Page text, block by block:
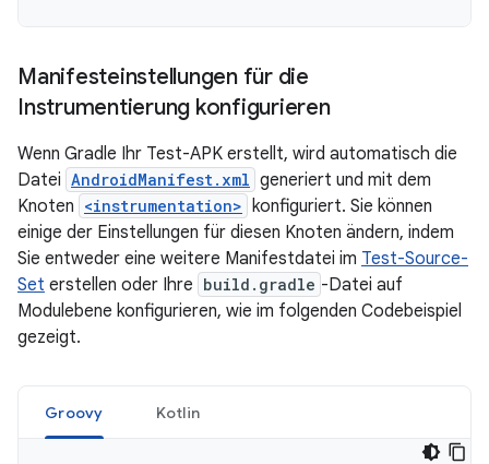
Manifesteinstellungen für die
Instrumentierung konfigurieren
Wenn Gradle Ihr Test-APK erstellt, wird automatisch die
Datei AndroidManifest.xml generiert und mit dem
Knoten <instrumentation> konfiguriert. Sie können
einige der Einstellungen für diesen Knoten ändern, indem
Sie entweder eine weitere Manifestdatei im Test-Source-
Set erstellen oder Ihre build.gradle -Datei auf
Modulebene konfigurieren, wie im folgenden Codebeispiel
gezeigt.
Groovy Kotlin